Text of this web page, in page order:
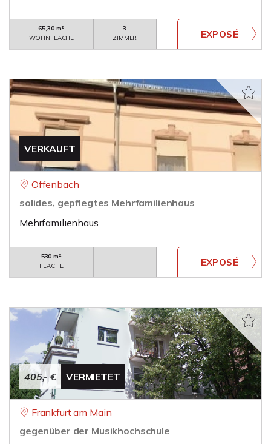
65,30 m²
WOHNFLÄCHE
3
ZIMMER
VERKAUFT
Offenbach
solides, gepflegtes Mehrfamilienhaus
Mehrfamilienhaus
530 m²
FLÄCHE
405,- € VERMIETET
Frankfurt am Main
gegenüber der Musikhochschule